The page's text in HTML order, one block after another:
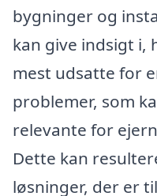
bygninger og
kan give indsigt i,
mest udsatte for
problemer, som
relevante for
Dette kan
løsninger, der er